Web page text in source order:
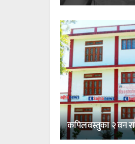
कपिलवस्तुका २ वन